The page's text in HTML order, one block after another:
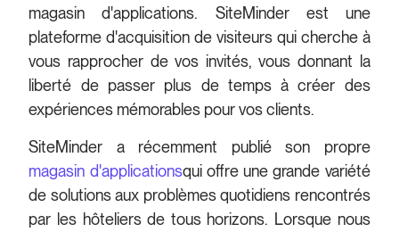
magasin d'applications. SiteMinder est une
plateforme d'acquisition de visiteurs quicherche à
vous rapprocher de vos invités, vous donnant la
liberté de passer plus de temps à créer des
expériences mémorables pour vos clients.
SiteMinder a récemment publié son propre
magasin d'applicationsqui offre une grande variété
de solutions aux problèmes quotidiens rencontrés
par les hôteliers de tous horizons. Lorsque nous